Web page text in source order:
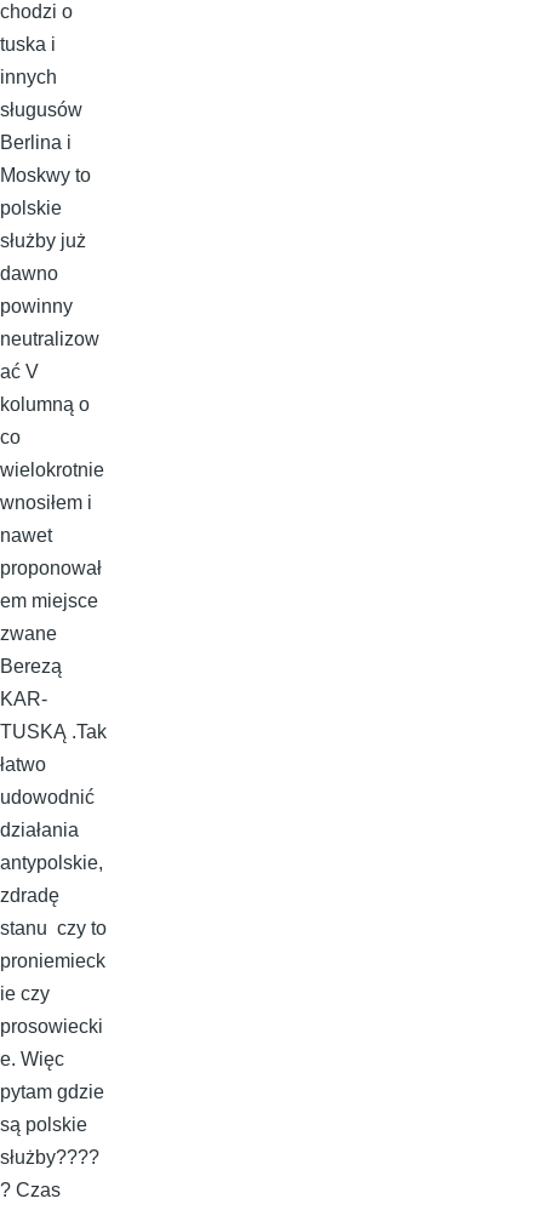
chodzi o
tuska i
innych
sługusów
Berlina i
Moskwy to
polskie
służby już
dawno
powinny
neutralizow
ać V
kolumną o
co
wielokrotnie
wnosiłem i
nawet
proponował
em miejsce
zwane
Berezą
KAR-
TUSKĄ .Tak
łatwo
udowodnić
działania
antypolskie,
zdradę
stanu czy to
proniemieck
ie czy
prosowiecki
e. Więc
pytam gdzie
są polskie
służby????
? Czas